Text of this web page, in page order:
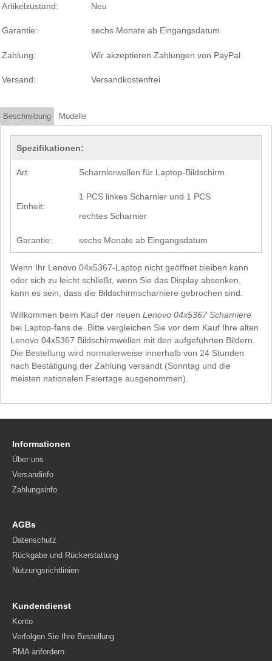
Artikelzustand: Neu
Garantie: sechs Monate ab Eingangsdatum
Zahlung: Wir akzeptieren Zahlungen von PayPal
Versand: Versandkostenfrei
Beschreibung Modelle
Spezifikationen:
Art: Scharnierwellen für Laptop-Bildschirm
Einheit:
1 PCS linkes Scharnier und 1 PCS
rechtes Scharnier
Garantie: sechs Monate ab Eingangsdatum
Wenn Ihr Lenovo 04x5367-Laptop nicht geöffnet bleiben kann
oder sich zu leicht schließt, wenn Sie das Display absenken,
kann es sein, dass die Bildschirmscharniere gebrochen sind.
Willkommen beim Kauf der neuen Lenovo 04x5367 Scharniere
bei Laptop-fans.de. Bitte vergleichen Sie vor dem Kauf Ihre alten
Lenovo 04x5367 Bildschirmwellen mit den aufgeführten Bildern.
Die Bestellung wird normalerweise innerhalb von 24 Stunden
nach Bestätigung der Zahlung versandt (Sonntag und die
meisten nationalen Feiertage ausgenommen).
Informationen
Über uns
Versandinfo
Zahlungsinfo
AGBs
Datenschutz
Rückgabe und Rückerstattung
Nutzungsrichtlinien
Kundendienst
Konto
Verfolgen Sie Ihre Bestellung
RMA anfordern